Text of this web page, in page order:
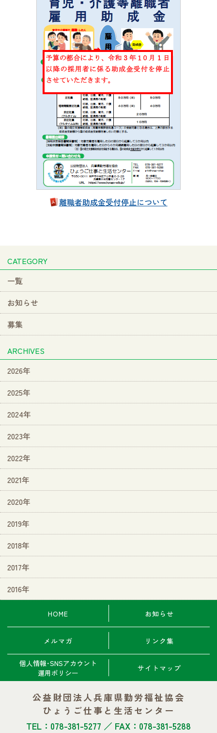
離職者助成金受付停止について
CATEGORY
一覧
お知らせ
募集
ARCHIVES
2026年
2025年
2024年
2023年
2022年
2021年
2020年
2019年
2018年
2017年
2016年
HOME お知らせ
メルマガ リンク集
個人情報･SNSアカウント
運用ポリシー
サイトマップ
公益財団法人兵庫県勤労福祉協会
ひょうご仕事と生活センター
TEL：078-381-5277 ／ FAX：078-381-5288